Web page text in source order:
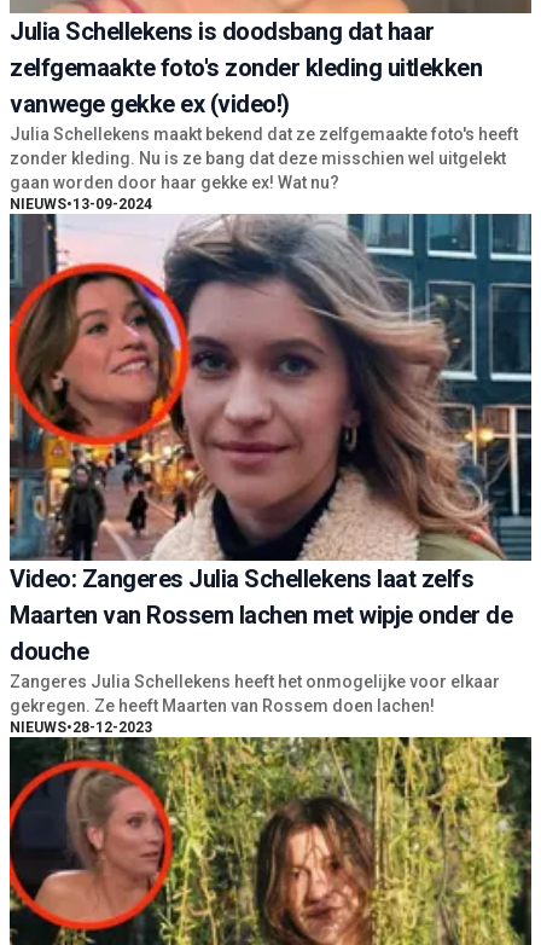
Julia Schellekens is doodsbang dat haar
zelfgemaakte foto's zonder kleding uitlekken
vanwege gekke ex (video!)
Julia Schellekens maakt bekend dat ze zelfgemaakte foto's heeft
zonder kleding. Nu is ze bang dat deze misschien wel uitgelekt
gaan worden door haar gekke ex! Wat nu?
NIEUWS•13-09-2024
Video: Zangeres Julia Schellekens laat zelfs
Maarten van Rossem lachen met wipje onder de
douche
Zangeres Julia Schellekens heeft het onmogelijke voor elkaar
gekregen. Ze heeft Maarten van Rossem doen lachen!
NIEUWS•28-12-2023